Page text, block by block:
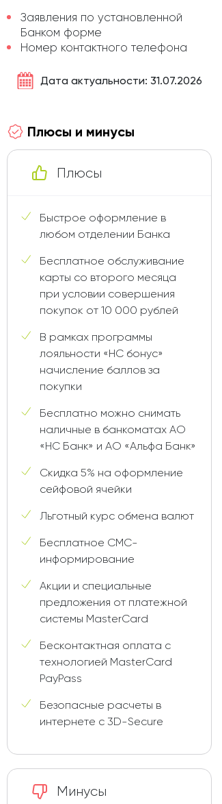
Заявления по установленной
Банком форме
Номер контактного телефона
Дата актуальности: 31.07.2026
Плюсы и минусы
Плюсы
Быстрое оформление в
любом отделении Банка
Бесплатное обслуживание
карты со второго месяца
при условии совершения
покупок от 10 000 рублей
В рамках программы
лояльности «НС бонус»
начисление баллов за
покупки
Бесплатно можно снимать
наличные в банкоматах АО
«НС Банк» и АО «Альфа Банк»
Скидка 5% на оформление
сейфовой ячейки
Льготный курс обмена валют
Бесплатное СМС-
информирование
Акции и специальные
предложения от платежной
системы MasterCard
Бесконтактная оплата с
технологией MasterCard
PayPass
Безопасные расчеты в
интернете с 3D-Secure
Минусы